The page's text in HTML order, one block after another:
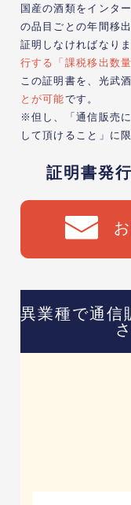
国産の酒類をインタ
の品目ごとの年間移
証明しなければなり
行する「課税移出数量
この証明書を、光武
とが可能です。
※但し、
「通信販売
して頂けること」に
証明書発
異業種で通信